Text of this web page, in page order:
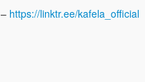
https://linktr.ee/kafela_official